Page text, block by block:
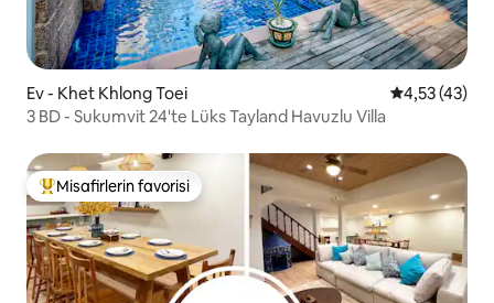
Ev - Khet Khlong Toei 5 üzerinden
4,53 (43)
3 BD - Sukumvit 24'te Lüks Tayland Havuzlu Villa
Misafirlerin favorilerinden en beğenilenler arasında
Misafirlerin favorisi